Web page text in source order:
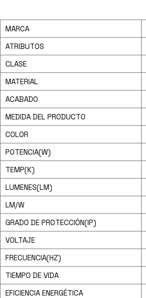
MARCA
ATRIBUTOS
CLASE
MATERIAL
ACABADO
MEDIDA DEL PRODUCTO
COLOR
POTENCIA(W)
TEMP(K)
LUMENES(LM)
LM/W
GRADO DE PROTECCIÓN(IP)
VOLTAJE
FRECUENCIA(HZ)
TIEMPO DE VIDA
EFICIENCIA ENERGÉTICA